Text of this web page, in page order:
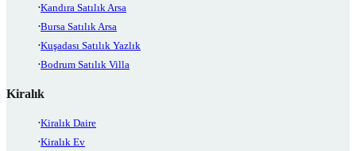
Kandıra Satılık Arsa
Bursa Satılık Arsa
Kuşadası Satılık Yazlık
Bodrum Satılık Villa
Kiralık
Kiralık Daire
Kiralık Ev